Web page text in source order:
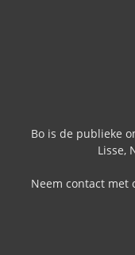
Bo is de publieke
Lisse,
Neem contact met